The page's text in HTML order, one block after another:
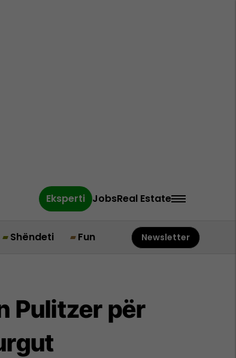
Eksperti JobsReal Estate
Shëndeti Fun Newsletter
Pulitzer për